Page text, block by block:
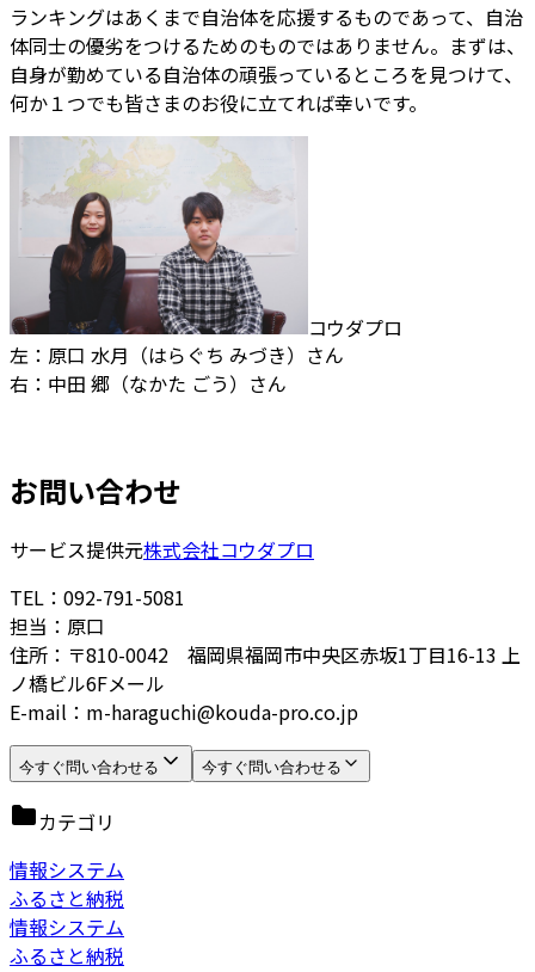
ランキングはあくまで自治体を応援するものであって、自治
体同士の優劣をつけるためのものではありません。まずは、
自身が勤めている自治体の頑張っているところを見つけて、
何か１つでも皆さまのお役に立てれば幸いです。
コウダプロ
左：原口 水月（はらぐち みづき）さん
右：中田 郷（なかた ごう）さん
お問い合わせ
サービス提供元株式会社コウダプロ
TEL：092-791-5081
担当：原口
住所：〒810-0042 福岡県福岡市中央区赤坂1丁目16-13 上
ノ橋ビル6Fメール
E-mail：m-haraguchi@kouda-pro.co.jp
今すぐ問い合わせる 今すぐ問い合わせる
カテゴリ
情報システム
ふるさと納税
情報システム
ふるさと納税